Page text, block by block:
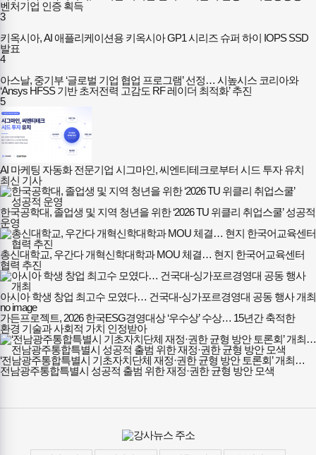
벤처기업 인증 획득
3
키옥시아, AI 애플리케이션용 키옥시아 GP1 시리즈 슈퍼 하이 IOPS SSD
발표
4
아스날, 중기부 ‘글로벌 기업 협업 프로그램’ 선정… 시높시스 코리아와
‘Ansys HFSS 기반 초저전력 고감도 RF 레이더 최적화’ 추진
5
AI 마케팅 자동화 전문기업 시그마인, 씨엔티테크로부터 시드 투자 유치
최신 기사
한국공학대, 졸업생 및 지역 청년을 위한 ‘2026 TU 위클리 취업스쿨’ 성공적
운영
총신대학교, 우간다 개혁신학대학과 MOU 체결… 현지 한국어교육센터
협력 추진
아시아 학생 창업 최고수 모였다… 건국대-싱가포르경영대 공동 행사 개최
no image
가든프로젝트, 2026 한국ESG경영대상 ‘우수상’ 수상… 15년간 축적한
환경 기술과 사회적 가치 인정받아
‘전남광주통합특별시 기초자치단체 재정·권한 균형 방안 토론회’ 개최…
전남광주통합특별시 성공적 출범 위한 재정·권한 균형 방안 모색